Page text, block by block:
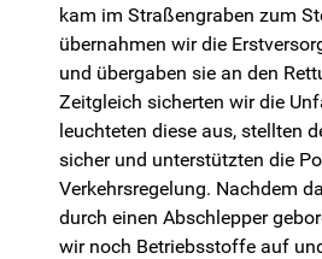
kam im Straßengraben zum
übernahmen wir die
und übergaben sie an den
Zeitgleich sicherten wir die
leuchteten diese aus, stellten
sicher und unterstützten die
Verkehrsregelung. Nachdem
durch einen Abschlepper
wir noch Betriebsstoffe auf